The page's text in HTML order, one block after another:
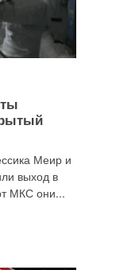
Меир и
выход в
МКС они...